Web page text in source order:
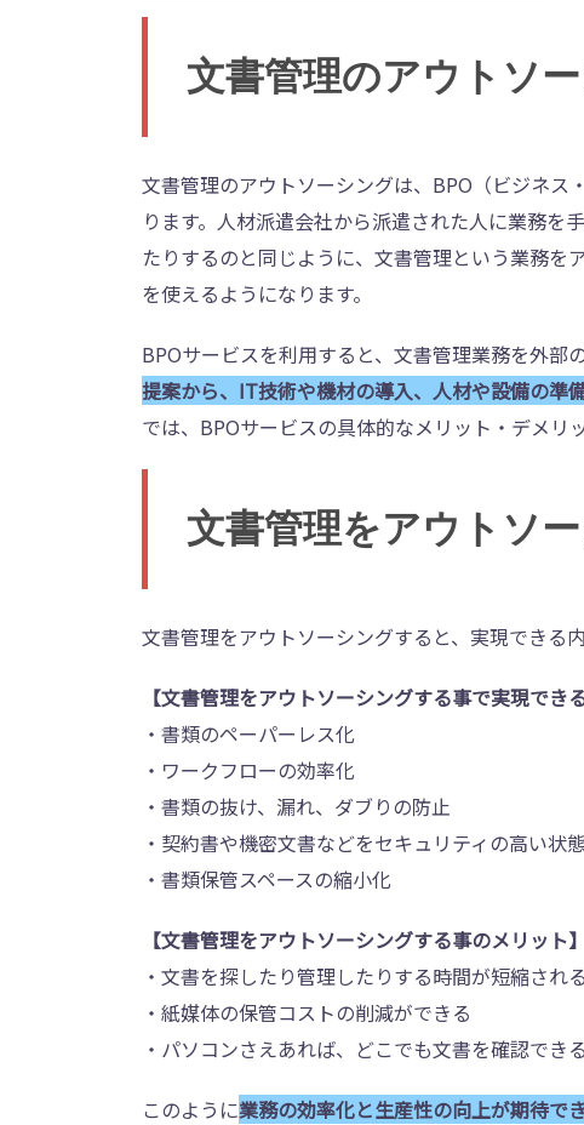
文書管理のアウトソ
文書管理のアウトソーシングは、BPO（ビジネ
ります。人材派遣会社から派遣された人に業務を
たりするのと同じように、文書管理という業務
を使えるようになります。
BPOサービスを利用すると、文書管理業務を外部
提案から、IT技術や機材の導入、人材や設備の準
では、BPOサービスの具体的なメリット・デメリ
文書管理をアウトソ
文書管理をアウトソーシングすると、実現できる
【文書管理をアウトソーシングする事で実現でき
・書類のペーパーレス化
・ワークフローの効率化
・書類の抜け、漏れ、ダブりの防止
・契約書や機密文書などをセキュリティの高い状
・書類保管スペースの縮小化
【文書管理をアウトソーシングする事のメリット】
・文書を探したり管理したりする時間が短縮される
・紙媒体の保管コストの削減ができる
・パソコンさえあれば、どこでも文書を確認できる
このように業務の効率化と生産性の向上が期待で